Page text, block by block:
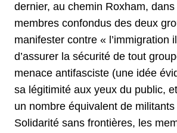
dernier, au chemin Roxham,
membres confondus des deux
manifester contre «
d’assurer la sécurité de tout
menace antifasciste (une idée
sa légitimité aux yeux du public,
un nombre équivalent de
Solidarité sans frontières, les